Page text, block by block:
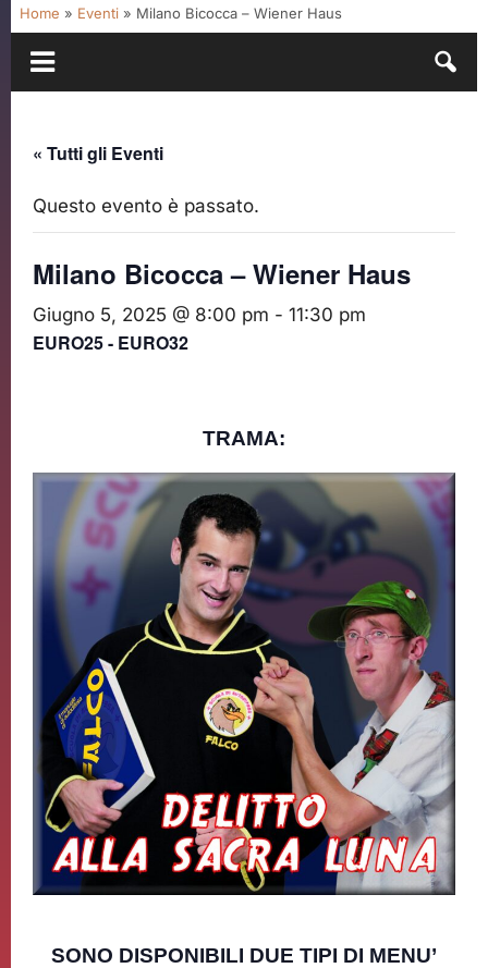
Home » Eventi » Milano Bicocca – Wiener Haus
« Tutti gli Eventi
Questo evento è passato.
Milano Bicocca – Wiener Haus
Giugno 5, 2025 @ 8:00 pm - 11:30 pm
EURO25 - EURO32
TRAMA:
SONO DISPONIBILI DUE TIPI DI MENU’